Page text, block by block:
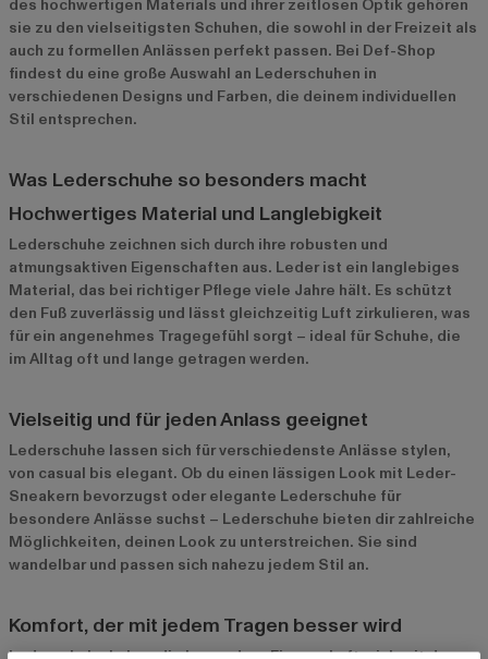
des hochwertigen Materials und ihrer zeitlosen Optik gehören
sie zu den vielseitigsten Schuhen, die sowohl in der Freizeit als
auch zu formellen Anlässen perfekt passen. Bei Def-Shop
findest du eine große Auswahl an Lederschuhen in
verschiedenen Designs und Farben, die deinem individuellen
Stil entsprechen.
Was Lederschuhe so besonders macht
Hochwertiges Material und Langlebigkeit
Lederschuhe zeichnen sich durch ihre robusten und
atmungsaktiven Eigenschaften aus. Leder ist ein langlebiges
Material, das bei richtiger Pflege viele Jahre hält. Es schützt
den Fuß zuverlässig und lässt gleichzeitig Luft zirkulieren, was
für ein angenehmes Tragegefühl sorgt – ideal für Schuhe, die
im Alltag oft und lange getragen werden.
Vielseitig und für jeden Anlass geeignet
Lederschuhe lassen sich für verschiedenste Anlässe stylen,
von casual bis elegant. Ob du einen lässigen Look mit Leder-
Sneakern bevorzugst oder elegante Lederschuhe für
besondere Anlässe suchst – Lederschuhe bieten dir zahlreiche
Möglichkeiten, deinen Look zu unterstreichen. Sie sind
wandelbar und passen sich nahezu jedem Stil an.
Komfort, der mit jedem Tragen besser wird